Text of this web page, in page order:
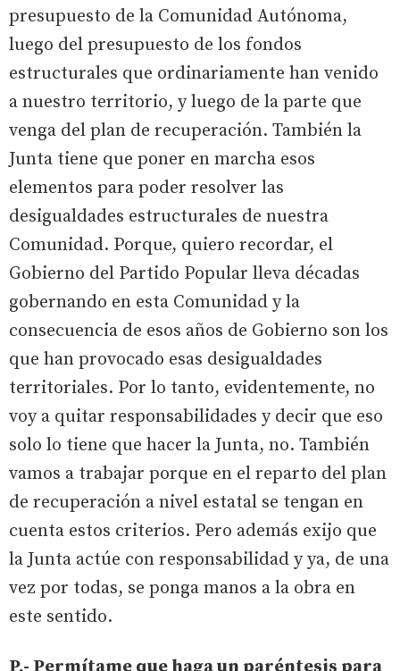
presupuesto de la Comunidad Autónoma,
luego del presupuesto de los fondos
estructurales que ordinariamente han venido
a nuestro territorio, y luego de la parte que
venga del plan de recuperación. También la
Junta tiene que poner en marcha esos
elementos para poder resolver las
desigualdades estructurales de nuestra
Comunidad. Porque, quiero recordar, el
Gobierno del Partido Popular lleva décadas
gobernando en esta Comunidad y la
consecuencia de esos años de Gobierno son los
que han provocado esas desigualdades
territoriales. Por lo tanto, evidentemente, no
voy a quitar responsabilidades y decir que eso
solo lo tiene que hacer la Junta, no. También
vamos a trabajar porque en el reparto del plan
de recuperación a nivel estatal se tengan en
cuenta estos criterios. Pero además exijo que
la Junta actúe con responsabilidad y ya, de una
vez por todas, se ponga manos a la obra en
este sentido.